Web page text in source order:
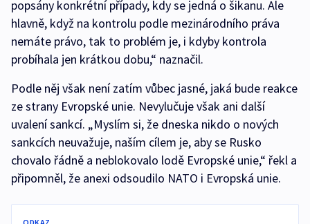
popsány konkrétní případy, kdy se jedná o šikanu. Ale
hlavně, když na kontrolu podle mezinárodního práva
nemáte právo, tak to problém je, i kdyby kontrola
probíhala jen krátkou dobu,“ naznačil.
Podle něj však není zatím vůbec jasné, jaká bude reakce
ze strany Evropské unie. Nevylučuje však ani další
uvalení sankcí. „Myslím si, že dneska nikdo o nových
sankcích neuvažuje, naším cílem je, aby se Rusko
chovalo řádně a neblokovalo lodě Evropské unie,“ řekl a
připomněl, že anexi odsoudilo NATO i Evropská unie.